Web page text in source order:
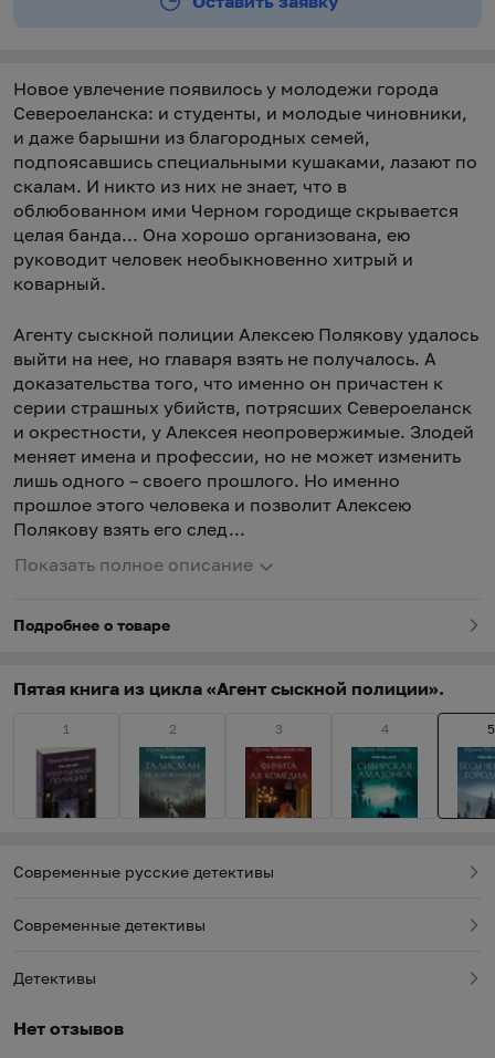
Новое увлечение появилось у молодежи города
Североеланска: и студенты, и молодые чиновники,
и даже барышни из благородных семей,
подпоясавшись специальными кушаками, лазают по
скалам. И никто из них не знает, что в
облюбованном ими Черном городище скрывается
целая банда... Она хорошо организована, ею
руководит человек необыкновенно хитрый и
коварный.
Агенту сыскной полиции Алексею Полякову удалось
выйти на нее, но главаря взять не получалось. А
доказательства того, что именно он причастен к
серии страшных убийств, потрясших Североеланск
и окрестности, у Алексея неопровержимые. Злодей
меняет имена и профессии, но не может изменить
лишь одного – своего прошлого. Но именно
прошлое этого человека и позволит Алексею
Полякову взять его след...
Показать полное описание
Подробнее о товаре
Пятая книга из цикла «Агент сыскной полиции».
1 2 3 4 5
Современные русские детективы
Современные детективы
Детективы
Нет отзывов